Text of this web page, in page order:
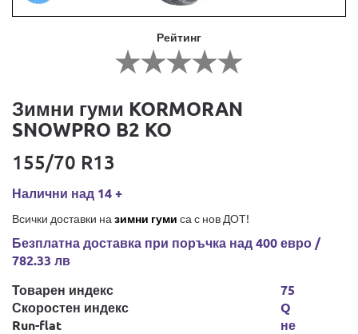
Рейтинг
Зимни гуми KORMORAN
SNOWPRO B2 KO
155/70 R13
Налични над 14 +
Всички доставки на зимни гуми са с нов ДОТ!
Безплатна доставка при поръчка над 400 евро /
782.33 лв
Товарен индекс
Скоростен индекс
Run-flat
75
Q
не